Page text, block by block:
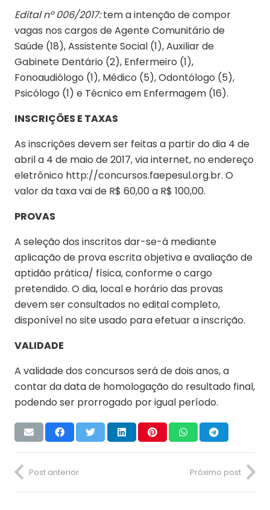
Edital nº 006/2017:tem a intenção de compor
vagas nos cargos de Agente Comunitário de
Saúde (18), Assistente Social (1), Auxiliar de
Gabinete Dentário (2), Enfermeiro (1),
Fonoaudiólogo (1), Médico (5), Odontólogo (5),
Psicólogo (1) e Técnico em Enfermagem (16).
INSCRIÇÕES E TAXAS
As inscrições devem ser feitas a partir do dia 4 de
abril a 4 de maio de 2017, via internet, no endereço
eletrônico http://concursos.faepesul.org.br. O
valor da taxa vai de R$ 60,00 a R$ 100,00.
PROVAS
A seleção dos inscritos dar-se-á mediante
aplicação de prova escrita objetiva e avaliação de
aptidão prática/ física, conforme o cargo
pretendido. O dia, local e horário das provas
devem ser consultados no edital completo,
disponível no site usado para efetuar a inscrição.
VALIDADE
A validade dos concursos será de dois anos, a
contar da data de homologação do resultado final,
podendo ser prorrogado por igual período.
Post anterior Próximo post